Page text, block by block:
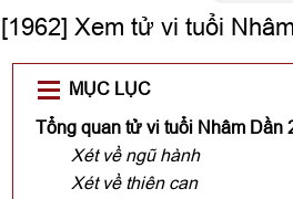
[1962] Xem tử vi tuổi
MỤC LỤC
Tổng quan tử vi tuổi Nhâm Dần
Xét về ngũ hành
Xét về thiên can